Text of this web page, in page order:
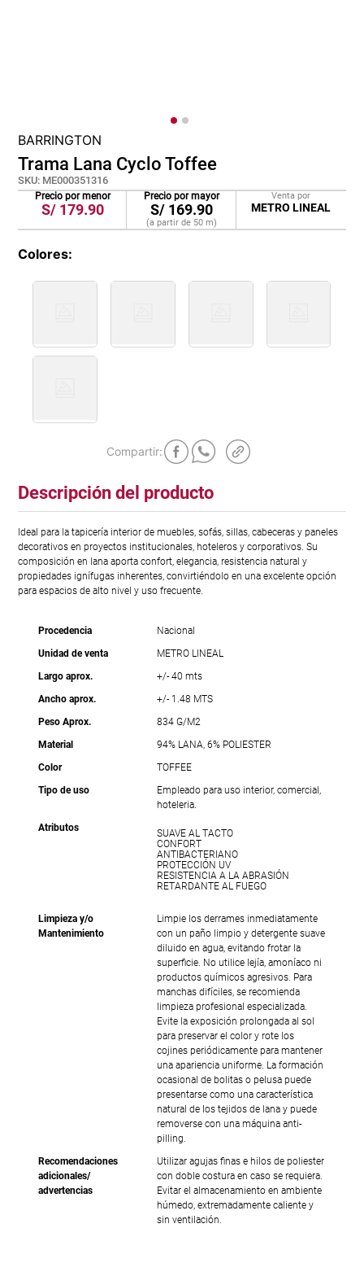
BARRINGTON
Trama Lana Cyclo Toffee
SKU: ME000351316
Precio por menor
S/ 179.90
Precio por mayor
S/ 169.90
(a partir de 50 m)
Venta por
METRO LINEAL
Colores
Descripción del producto
Ideal para la tapicería interior de muebles, sofás, sillas, cabeceras y paneles
decorativos en proyectos institucionales, hoteleros y corporativos. Su
composición en lana aporta confort, elegancia, resistencia natural y
propiedades ignífugas inherentes, convirtiéndolo en una excelente opción
para espacios de alto nivel y uso frecuente.
Procedencia
Nacional
Unidad de venta
METRO LINEAL
Largo aprox.
+/- 40 mts
Ancho aprox.
+/- 1.48 MTS
Peso Aprox.
834 G/M2
Material
94% LANA, 6% POLIESTER
Color
TOFFEE
Tipo de uso
Empleado para uso interior, comercial,
hoteleria.
Atributos
SUAVE AL TACTO
CONFORT
ANTIBACTERIANO
PROTECCIÓN UV
RESISTENCIA A LA ABRASIÓN
RETARDANTE AL FUEGO
Limpieza y/o
Mantenimiento
Limpie los derrames inmediatamente
con un paño limpio y detergente suave
diluido en agua, evitando frotar la
superficie. No utilice lejía, amoníaco ni
productos químicos agresivos. Para
manchas difíciles, se recomienda
limpieza profesional especializada.
Evite la exposición prolongada al sol
para preservar el color y rote los
cojines periódicamente para mantener
una apariencia uniforme. La formación
ocasional de bolitas o pelusa puede
presentarse como una característica
natural de los tejidos de lana y puede
removerse con una máquina anti-
pilling.
Recomendaciones
adicionales/
advertencias
Utilizar agujas finas e hilos de poliester
con doble costura en caso se requiera.
Evitar el almacenamiento en ambiente
húmedo, extremadamente caliente y
sin ventilación.